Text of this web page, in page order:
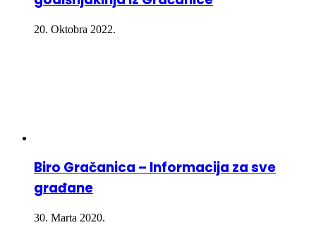
20. Oktobra 2022.
Biro Gračanica – Informacija za sve
građane
30. Marta 2020.